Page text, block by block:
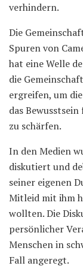
verhindern.
Die
Spuren von
hat eine Welle
die
ergreifen, um
das
zu schärfen.
In den Medien
diskutiert und
seiner eigenen
Mitleid mit ihm
wollten. Die
persönlicher
Menschen in
Fall angeregt.